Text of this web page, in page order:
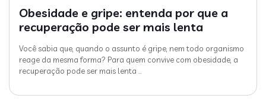
Obesidade e gripe: entenda por que a
recuperação pode ser mais lenta
Você sabia que, quando o assunto é gripe, nem todo organismo
reage da mesma forma? Para quem convive com obesidade, a
recuperação pode ser mais lenta